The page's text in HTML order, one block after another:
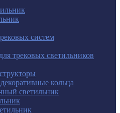
систем
трековых светильников
кольца
светильник